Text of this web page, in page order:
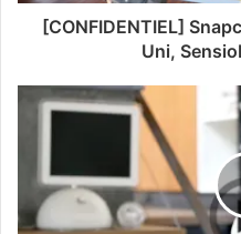
[CONFIDENTIEL]
Uni,